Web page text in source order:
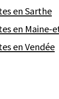
en Sarthe
en Maine-
en Vendée